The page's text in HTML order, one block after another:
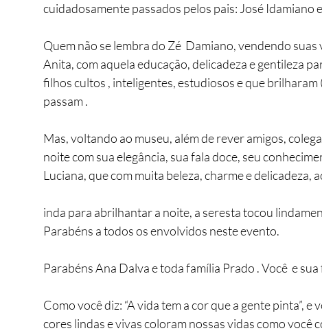
cuidadosamente passados pelos pais: José Idamiano
Quem não se lembra do Zé  Damiano, vendendo suas
Anita, com aquela educação, delicadeza e gentileza
filhos cultos , inteligentes, estudiosos e que
passam .
Mas, voltando ao museu, além de rever amigos,
noite com sua elegância, sua fala doce, seu
Luciana, que com muita beleza, charme e delicadeza,
inda para abrilhantar a noite, a seresta tocou
Parabéns a todos os envolvidos neste evento.
Parabéns Ana Dalva e toda família Prado . Você  e
Como você diz: “A vida tem a cor que a gente pinta”,
cores lindas e vivas coloram nossas vidas como você